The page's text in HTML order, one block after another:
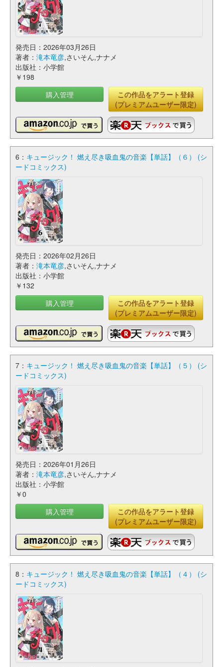
発売日：2026年03月26日
著者： 滝本竜彦,さいそん,ナナメ
出版社：小学館
￥198
購入管理
この作品をアラート登録
(プレミアムユーザー限定)
6： キュージック！ 燃え尽き吸血鬼の音楽【単話】（６） (シ
ードコミックス)
発売日：2026年02月26日
著者： 滝本竜彦,さいそん,ナナメ
出版社：小学館
￥132
購入管理
この作品をアラート登録
(プレミアムユーザー限定)
7： キュージック！ 燃え尽き吸血鬼の音楽【単話】（５） (シ
ードコミックス)
発売日：2026年01月26日
著者： 滝本竜彦,さいそん,ナナメ
出版社：小学館
￥0
購入管理
この作品をアラート登録
(プレミアムユーザー限定)
8： キュージック！ 燃え尽き吸血鬼の音楽【単話】（４） (シ
ードコミックス)